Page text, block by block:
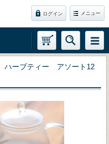
ログイン メニュー
ハーブティー アソート12